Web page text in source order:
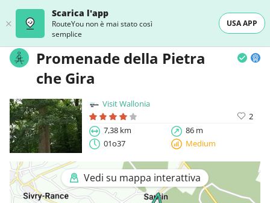
Scarica l'app
RouteYou non è mai stato così
semplice
USA APP
Promenade della Pietra
che Gira
Visit Wallonia
2
7,38 km
86 m
01o37
Medium
Vedi su mappa interattiva